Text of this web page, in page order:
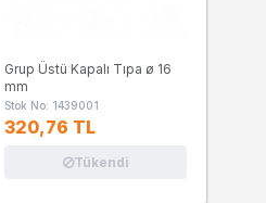
Grup Üstü Kapalı Tıpa ø 16
mm
Stok No: 1439001
320,76 TL
Tükendi